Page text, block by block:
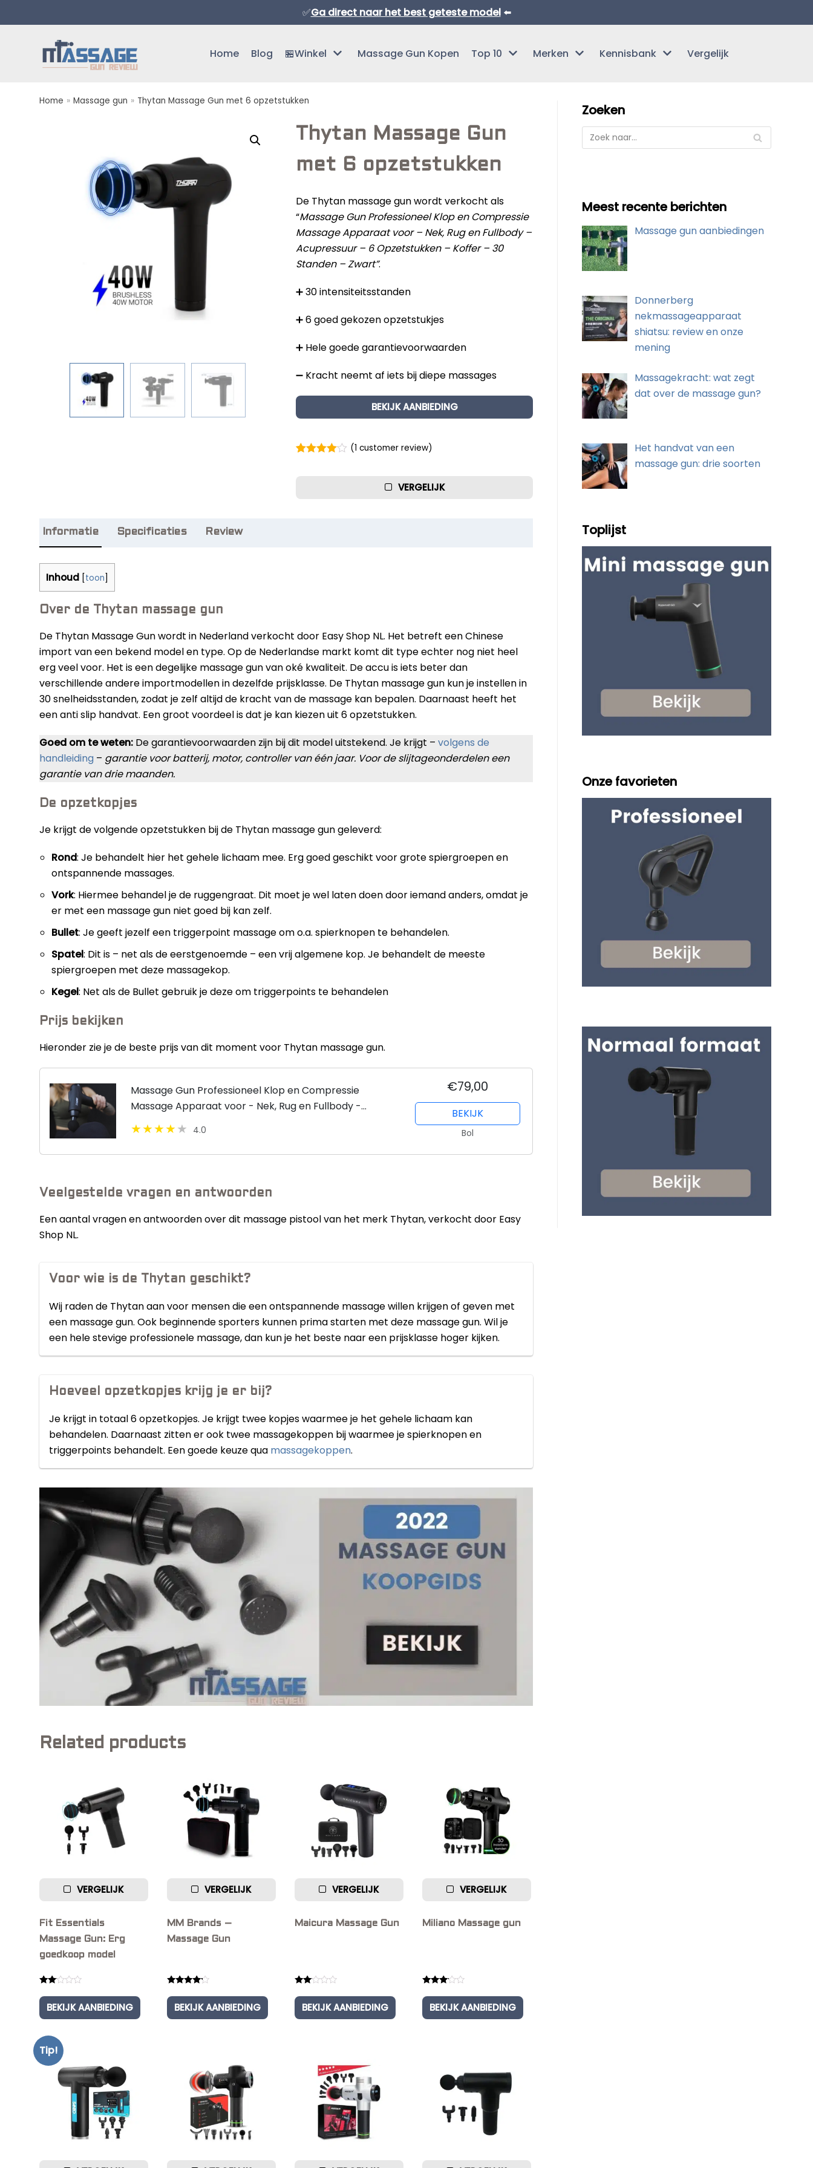
naar
inhoud
✅Ga direct naar het best geteste model ⬅️
Home Blog 🏪Winkel Massage Gun Kopen Top 10 Merken Kennisbank Vergelijk
Professionele Massage Guns
Mini Massage Guns
Overige Producten
Beste Mini Massage Guns
Hyperice
Hydragun
Massagerr
MUSCQLER
Northwall
Theragun
Massagekoppen
Massagetypes
Home » Massage gun » Thytan Massage Gun met 6 opzetstukken
Thytan Massage Gun
met 6 opzetstukken
De Thytan massage gun wordt verkocht als
“Massage Gun Professioneel Klop en Compressie
Massage Apparaat voor – Nek, Rug en Fullbody –
Acupressuur – 6 Opzetstukken – Koffer – 30
Standen – Zwart”.
➕ 30 intensiteitsstanden
➕ 6 goed gekozen opzetstukjes
➕ Hele goede garantievoorwaarden
➖ Kracht neemt af iets bij diepe massages
BEKIJK AANBIEDING
(1 customer review)
VERGELIJK
Informatie Specificaties Review
Inhoud [toon]
Over de Thytan massage gun
De Thytan Massage Gun wordt in Nederland verkocht door Easy Shop NL. Het betreft een Chinese
import van een bekend model en type. Op de Nederlandse markt komt dit type echter nog niet heel
erg veel voor. Het is een degelijke massage gun van oké kwaliteit. De accu is iets beter dan
verschillende andere importmodellen in dezelfde prijsklasse. De Thytan massage gun kun je instellen in
30 snelheidsstanden, zodat je zelf altijd de kracht van de massage kan bepalen. Daarnaast heeft het
een anti slip handvat. Een groot voordeel is dat je kan kiezen uit 6 opzetstukken.
Goed om te weten: De garantievoorwaarden zijn bij dit model uitstekend. Je krijgt – volgens de
handleiding– garantie voor batterij, motor, controller van één jaar. Voor de slijtageonderdelen een
garantie van drie maanden.
De opzetkopjes
Je krijgt de volgende opzetstukken bij de Thytan massage gun geleverd:
Rond: Je behandelt hier het gehele lichaam mee. Erg goed geschikt voor grote spiergroepen en
ontspannende massages.
Vork: Hiermee behandel je de ruggengraat. Dit moet je wel laten doen door iemand anders, omdat je
er met een massage gun niet goed bij kan zelf.
Bullet: Je geeft jezelf een triggerpoint massage om o.a. spierknopen te behandelen.
Spatel: Dit is – net als de eerstgenoemde – een vrij algemene kop. Je behandelt de meeste
spiergroepen met deze massagekop.
Kegel: Net als de Bullet gebruik je deze om triggerpoints te behandelen
Prijs bekijken
Hieronder zie je de beste prijs van dit moment voor Thytan massage gun.
Massage Gun Professioneel Klop en Compressie
Massage Apparaat voor - Nek, Rug en Fullbody -
Acupressuur - 6 Opzetstukken - Koffer - 30 Standen -
Zwart
4.0
€79,00
BEKIJK
Bol
Veelgestelde vragen en antwoorden
Een aantal vragen en antwoorden over dit massage pistool van het merk Thytan, verkocht door Easy
Shop NL.
Voor wie is de Thytan geschikt?
Wij raden de Thytan aan voor mensen die een ontspannende massage willen krijgen of geven met
een massage gun. Ook beginnende sporters kunnen prima starten met deze massage gun. Wil je
een hele stevige professionele massage, dan kun je het beste naar een prijsklasse hoger kijken.
Hoeveel opzetkopjes krijg je er bij?
Je krijgt in totaal 6 opzetkopjes. Je krijgt twee kopjes waarmee je het gehele lichaam kan
behandelen. Daarnaast zitten er ook twee massagekoppen bij waarmee je spierknopen en
triggerpoints behandelt. Een goede keuze qua massagekoppen.
Related products
VERGELIJK
Fit Essentials
Massage Gun: Erg
goedkoop model
2.00
out
of 5
BEKIJK AANBIEDING
VERGELIJK
MM Brands –
Massage Gun
4.00
out of 5
BEKIJK AANBIEDING
VERGELIJK
Maicura Massage Gun
2.00
out
of 5
BEKIJK AANBIEDING
VERGELIJK
Miliano Massage gun
3.00
out of
5
BEKIJK AANBIEDING
Tip!
Zoeken
Meest recente berichten
Massage gun aanbiedingen
Donnerberg
nekmassageapparaat
shiatsu: review en onze
mening
Massagekracht: wat zegt
dat over de massage gun?
Het handvat van een
massage gun: drie soorten
Toplijst
Onze favorieten